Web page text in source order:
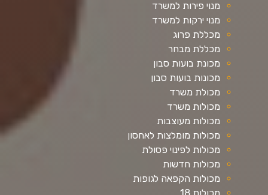
מנוי פירות למשרד
מנוי ירקות למשרד
מכללת פרוג
מכללת מבחר
מכונת בועות סבון
מכונות בועות סבון
מכולת משרד
מכולות משרד
מכולות מעוצבות
מכולות מומלצות לאחסון
מכולות לפינוי פסולת
מכולות חדשות
מכולות הקפאה לגופות
מכולות 18